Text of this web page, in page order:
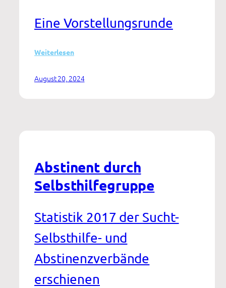
Eine Vorstellungsrunde
Weiterlesen:
Substanzkonsum,
August 20, 2024
Abstinent durch
Selbsthilfegruppe
Statistik 2017 der Sucht-
Selbsthilfe- und
Abstinenzverbände
erschienen